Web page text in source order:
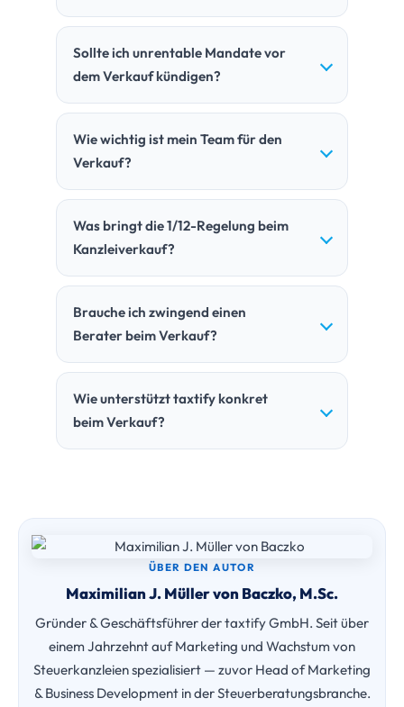
Sollte ich unrentable Mandate vor
dem Verkauf kündigen?
Wie wichtig ist mein Team für den
Verkauf?
Was bringt die 1/12-Regelung beim
Kanzleiverkauf?
Brauche ich zwingend einen
Berater beim Verkauf?
Wie unterstützt taxtify konkret
beim Verkauf?
ÜBER DEN AUTOR
Maximilian J. Müller von Baczko, M.Sc.
Gründer & Geschäftsführer der taxtify GmbH. Seit über
einem Jahrzehnt auf Marketing und Wachstum von
Steuerkanzleien spezialisiert — zuvor Head of Marketing
& Business Development in der Steuerberatungsbranche.